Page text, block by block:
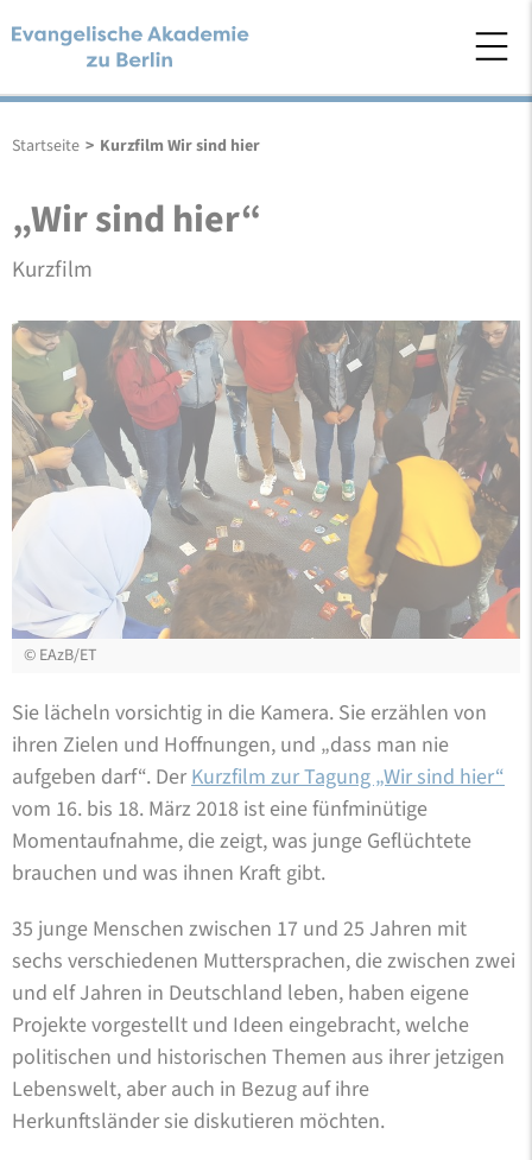
Startseite > Kurzfilm Wir sind hier
„Wir sind hier“
Kurzfilm
© EAzB/ET
Sie lächeln vorsichtig in die Kamera. Sie erzählen von
ihren Zielen und Hoffnungen, und „dass man nie
aufgeben darf“. Der Kurzfilm zur Tagung „Wir sind hier“
vom 16. bis 18. März 2018 ist eine fünfminütige
Momentaufnahme, die zeigt, was junge Geflüchtete
brauchen und was ihnen Kraft gibt.
35 junge Menschen zwischen 17 und 25 Jahren mit
sechs verschiedenen Muttersprachen, die zwischen zwei
und elf Jahren in Deutschland leben, haben eigene
Projekte vorgestellt und Ideen eingebracht, welche
politischen und historischen Themen aus ihrer jetzigen
Lebenswelt, aber auch in Bezug auf ihre
Herkunftsländer sie diskutieren möchten.